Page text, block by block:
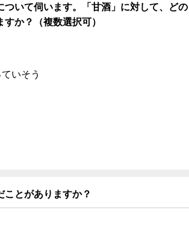
ついて伺います。「甘酒」に対して、どの
か？（複数選択可）
いそう
ことがありますか？